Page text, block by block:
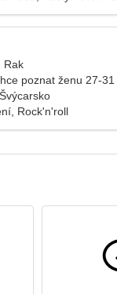
Rak
poznat ženu 27-31
Rock'n'roll